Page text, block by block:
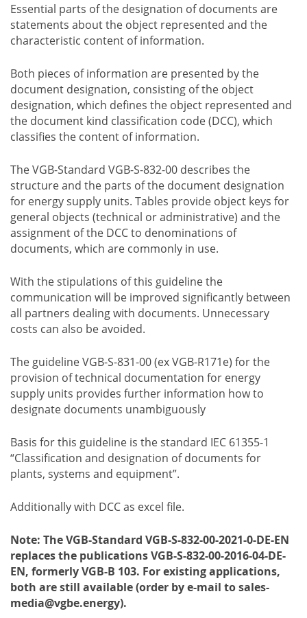
Essential parts of the designation of documents are
statements about the object represented and the
characteristic content of information.
Both pieces of information are presented by the
document designation, consisting of the object
designation, which defines the object represented and
the document kind classification code (DCC), which
classifies the content of information.
The VGB-Standard VGB-S-832-00 describes the
structure and the parts of the document designation
for energy supply units. Tables provide object keys for
general objects (technical or administrative) and the
assignment of the DCC to denominations of
documents, which are commonly in use.
With the stipulations of this guideline the
communication will be improved significantly between
all partners dealing with documents. Unnecessary
costs can also be avoided.
The guideline VGB-S-831-00 (ex VGB-R171e) for the
provision of technical documentation for energy
supply units provides further information how to
designate documents unambiguously
Basis for this guideline is the standard IEC 61355-1
“Classification and designation of documents for
plants, systems and equipment”.
Additionally with DCC as excel file.
Note: The VGB-Standard VGB-S-832-00-2021-0-DE-EN
replaces the publications VGB-S-832-00-2016-04-DE-
EN, formerly VGB-B 103. For existing applications,
both are still available (order by e-mail to sales-
media@vgbe.energy).